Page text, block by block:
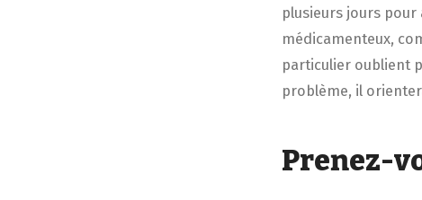
plusieurs jours
médicamenteux,
particulier oublient
problème, il
Prenez-